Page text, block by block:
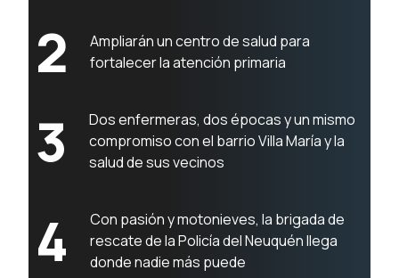
2
Ampliarán un centro de salud para
fortalecer la atención primaria
3
Dos enfermeras, dos épocas y un mismo
compromiso con el barrio Villa María y la
salud de sus vecinos
4
Con pasión y motonieves, la brigada de
rescate de la Policía del Neuquén llega
donde nadie más puede